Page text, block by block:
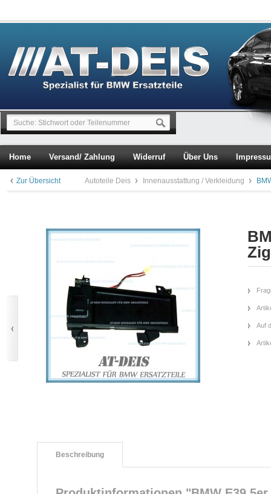
Home Versand/ Zahlung Widerruf Über Uns
Zur Übersicht Autoteile Deis Innenausstattung / Verkleidung
Auf
Beschreibung